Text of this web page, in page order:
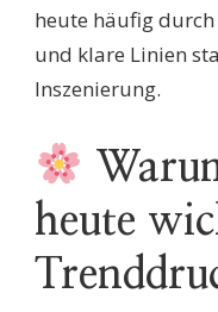
heute häufig
und klare Linien
Inszenierung.
heute